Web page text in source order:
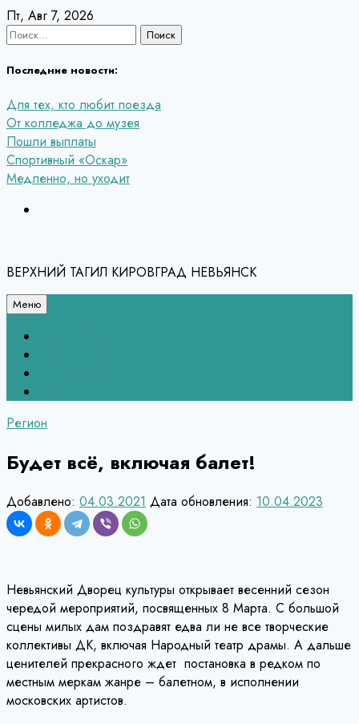
Перейти
к
Пт, Авг 7, 2026
Найти:
Последние новости:
Для тех, кто любит поезда
От колледжа до музея
Пошли выплаты
Спортивный «Оскар»
Медленно, но уходит
ВЕРХНИЙ ТАГИЛ КИРОВГРАД НЕВЬЯНСК
Меню
Регион
Будет всё, включая балет!
Добавлено: 04.03.2021 Дата обновления: 10.04.2023
Невьянский Дворец культуры открывает весенний сезон
чередой мероприятий, посвященных 8 Марта. С большой
сцены милых дам поздравят едва ли не все творческие
коллективы ДК, включая Народный театр драмы. А дальше
ценителей прекрасного ждет постановка в редком по
местным меркам жанре – балетном, в исполнении
московских артистов.